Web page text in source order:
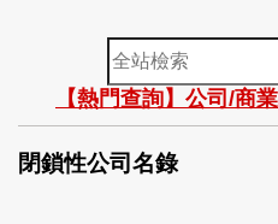
全
站
檢
索
【熱門查詢】公司/商
閉鎖性公司名錄